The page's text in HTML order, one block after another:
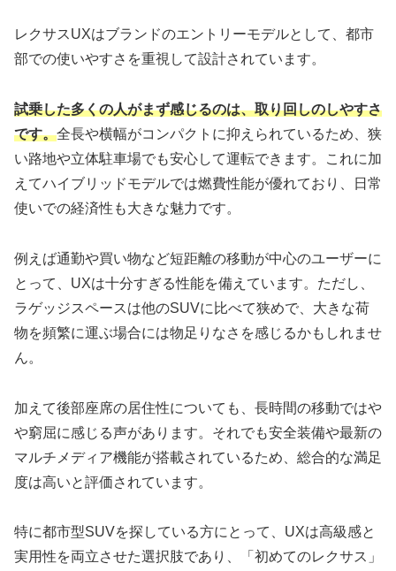
レクサスUXはブランドのエントリーモデルとして、都市
部での使いやすさを重視して設計されています。
試乗した多くの人がまず感じるのは、取り回しのしやすさ
です。全長や横幅がコンパクトに抑えられているため、狭
い路地や立体駐車場でも安心して運転できます。これに加
えてハイブリッドモデルでは燃費性能が優れており、日常
使いでの経済性も大きな魅力です。
例えば通勤や買い物など短距離の移動が中心のユーザーに
とって、UXは十分すぎる性能を備えています。ただし、
ラゲッジスペースは他のSUVに比べて狭めで、大きな荷
物を頻繁に運ぶ場合には物足りなさを感じるかもしれませ
ん。
加えて後部座席の居住性についても、長時間の移動ではや
や窮屈に感じる声があります。それでも安全装備や最新の
マルチメディア機能が搭載されているため、総合的な満足
度は高いと評価されています。
特に都市型SUVを探している方にとって、UXは高級感と
実用性を両立させた選択肢であり、「初めてのレクサス」